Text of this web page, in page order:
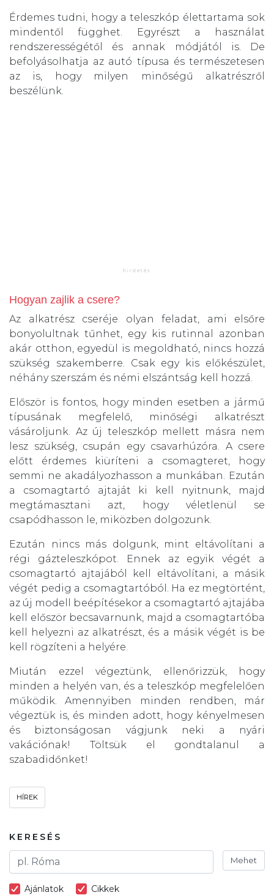
Érdemes tudni, hogy a teleszkóp élettartama sok
mindentől függhet. Egyrészt a használat
rendszerességétől és annak módjától is. De
befolyásolhatja az autó típusa és természetesen
az is, hogy milyen minőségű alkatrészről
beszélünk.
Hogyan zajlik a csere?
Az alkatrész cseréje olyan feladat, ami elsőre
bonyolultnak tűnhet, egy kis rutinnal azonban
akár otthon, egyedül is megoldható, nincs hozzá
szükség szakemberre. Csak egy kis előkészület,
néhány szerszám és némi elszántság kell hozzá.
Először is fontos, hogy minden esetben a jármű
típusának megfelelő, minőségi alkatrészt
vásároljunk. Az új teleszkóp mellett másra nem
lesz szükség, csupán egy csavarhúzóra. A csere
előtt érdemes kiüríteni a csomagteret, hogy
semmi ne akadályozhasson a munkában. Ezután
a csomagtartó ajtaját ki kell nyitnunk, majd
megtámasztani azt, hogy véletlenül se
csapódhasson le, miközben dolgozunk.
Ezután nincs más dolgunk, mint eltávolítani a
régi gázteleszkópot. Ennek az egyik végét a
csomagtartó ajtajából kell eltávolítani, a másik
végét pedig a csomagtartóból. Ha ez megtörtént,
az új modell beépítésekor a csomagtartó ajtajába
kell először becsavarnunk, majd a csomagtartóba
kell helyezni az alkatrészt, és a másik végét is be
kell rögzíteni a helyére.
Miután ezzel végeztünk, ellenőrizzük, hogy
minden a helyén van, és a teleszkóp megfelelően
működik. Amennyiben minden rendben, már
végeztük is, és minden adott, hogy kényelmesen
és biztonságosan vágjunk neki a nyári
vakációnak! Töltsük el gondtalanul a
szabadidőnket!
HÍREK
KERESÉS
Mehet
Ajánlatok Cikkek